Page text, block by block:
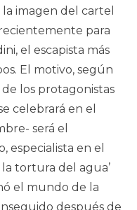
imagen del cartel
para
el escapista más
El motivo, según
los protagonistas
celebrará en el
será el
especialista en el
la tortura del agua’
el mundo de la
después de